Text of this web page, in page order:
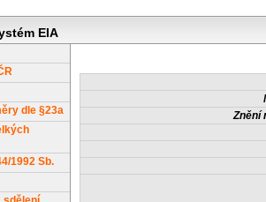
EIA
dle §23a
1992 Sb.
Znění